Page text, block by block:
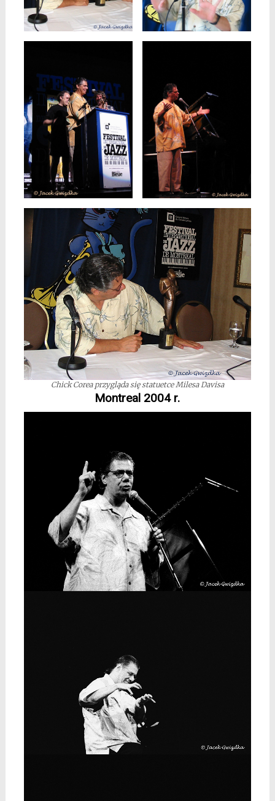
Chick Corea przygląda się statuetce Milesa Davisa
Montreal 2004 r.